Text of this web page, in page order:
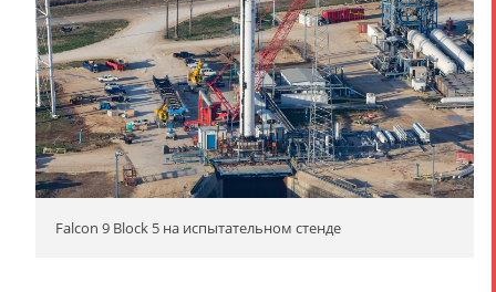
Falcon 9 Block 5 на испытательном стенде